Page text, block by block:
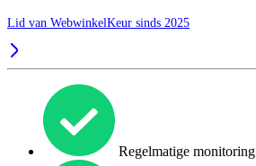
Lid van WebwinkelKeur sinds 2025
Regelmatige monitoring